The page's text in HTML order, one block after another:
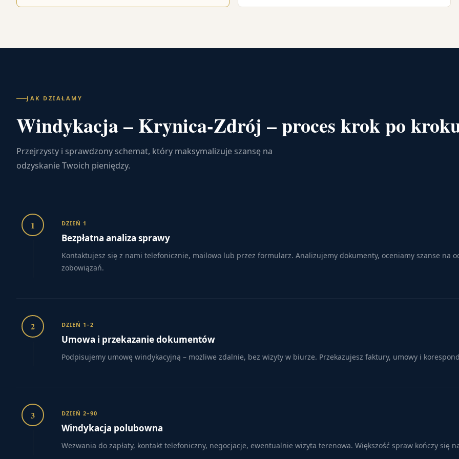
JAK DZIAŁAMY
Windykacja – Krynica-Zdrój – proces krok po
Przejrzysty i sprawdzony schemat, który maksymalizuje szansę na
odzyskanie Twoich pieniędzy.
1 DZIEŃ 1
Bezpłatna analiza sprawy
Kontaktujesz się z nami telefonicznie, mailowo lub przez formularz. Analizujemy dokumenty, oceniamy szanse na
zobowiązań.
2 DZIEŃ 1–2
Umowa i przekazanie dokumentów
Podpisujemy umowę windykacyjną – możliwe zdalnie, bez wizyty w biurze. Przekazujesz faktury, umowy i
3 DZIEŃ 2–90
Windykacja polubowna
Wezwania do zapłaty, kontakt telefoniczny, negocjacje, ewentualnie wizyta terenowa. Większość spraw kończy się